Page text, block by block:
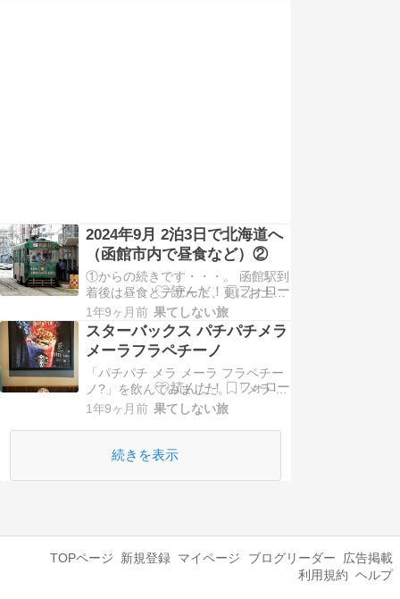
2024年9月 2泊3日で北海道へ
（函館市内で昼食など）②
①からの続きです・・・。 函館駅到
着後は昼食とデザート、更にお土産
を購入するために函館市電での移動
でした。 先ずは昼食を食べに向った
のはJR函館駅前の「キラリス函館」
地下1階に在る「回転寿司 根室花ま
る キラリス函館店」です。 （駅前
交差点で信号待ち中に函館バスを１
枚） （JR…
1年9ヶ月前 果てしない旅
スターバックス パチパチメラ
メーラフラペチーノ
「パチパチ メラ メーラ フラペチー
ノ?」を飲んでみました。 「メラ メ
ーラ フラペチーノ?」に、上記写真
ピングして飲むかたちです。パチパ
の3色展開となっています。外から
1年9ヶ月前 果てしない旅
続きを表示
TOPページ 新規登録 マイページ ブログリーダー
広告掲載
利用規約 ヘルプ